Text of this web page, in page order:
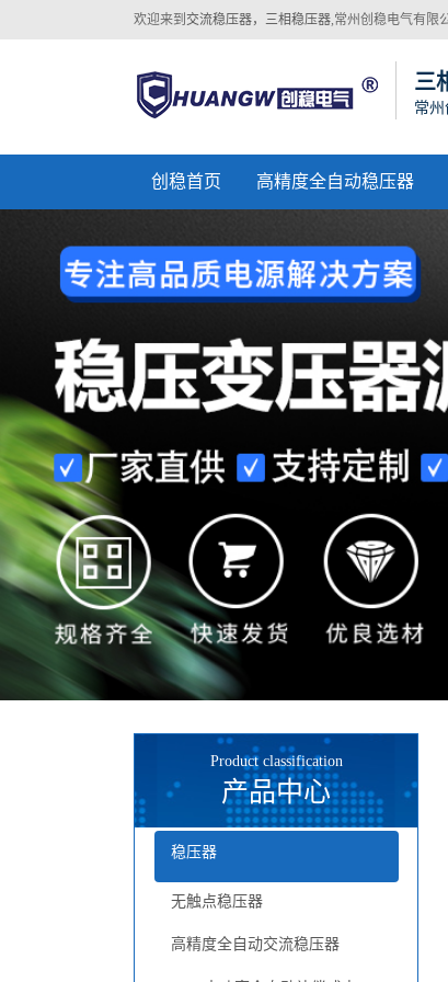
欢迎来到 交流稳压器，三相稳压器,常州创稳电气有限
三
常
创稳首页 高精度全自动稳压器
Product classification
产品中心
稳压器
无触点稳压器
高精度全自动交流稳压器